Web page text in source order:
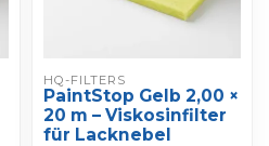
HQ-FILTERS
PaintStop Gelb 2,00 ×
20 m – Viskosinfilter
für Lacknebel